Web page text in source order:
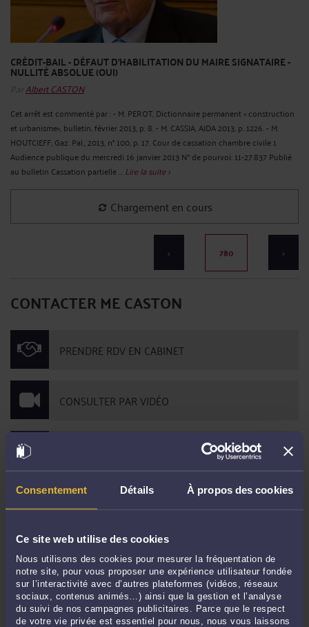
Consentement Détails À propos des cookies
Ce site web utilise des cookies
Nous utilisons des cookies pour mesurer la fréquentation de
notre site, pour vous proposer une expérience utilisateur fondée
sur l’interactivité avec d’autres plateformes (vidéos, réseaux
sociaux, contenus animés…) ainsi que la gestion et l’analyse
du suivi de nos campagnes publicitaires. Parce que le respect
de votre vie privée est essentiel pour nous, nous vous laissons
CRÉDIT-BAIL - DÉFAUT D'HABILITATION DU MAIRE SIGNATAIRE -
NULLITÉ ABSOLUE (OUI)
ParAlbert CASTON
Cet arrêt est commenté par : - M. PEROT, Dictionnaire permanent « construction
et urbanisme», bulletin, février 2013, p. 8. - M. CASSIA, AJDA 2013, p. 1226. - M.
HOUTCIEFF, Gaz. Pal., 2013, n° 100, p. 17. Cour de cassation chambre civile 1
Audience publique du mercredi 16 janvier 2013 N° de pourvoi: 11-27.837 Publié
au bulletin Cassation partielle ... Lire la suite >
Il n'y a plus d'élément à afficher
781
CONSULTER PAR TÉLÉPHONE
POSER UNE QUESTION ÉCRITE
Derniers commentaires
Thierry MIGNOT expert national acoustique/bruit :« N'est-il pas nécessaire de
distinguer le bien-fondé de "fait" ... »
Le 11 mai 2026 à 18:28surLe demandeur doit-il établir ...